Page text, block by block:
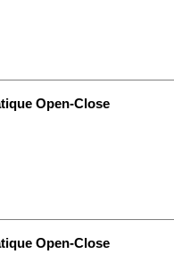
Open-Close
Open-Close